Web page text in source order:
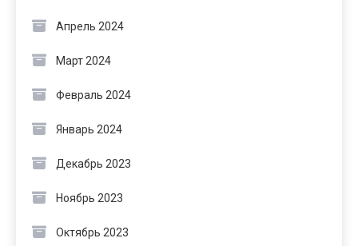
Апрель 2024
Март 2024
Февраль 2024
Январь 2024
Декабрь 2023
Ноябрь 2023
Октябрь 2023